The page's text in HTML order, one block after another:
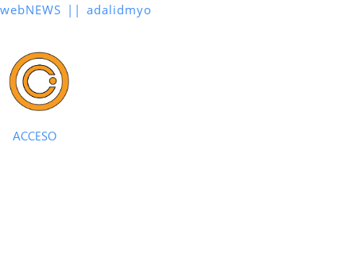
webNEWS || adalidmyo
ACCESO